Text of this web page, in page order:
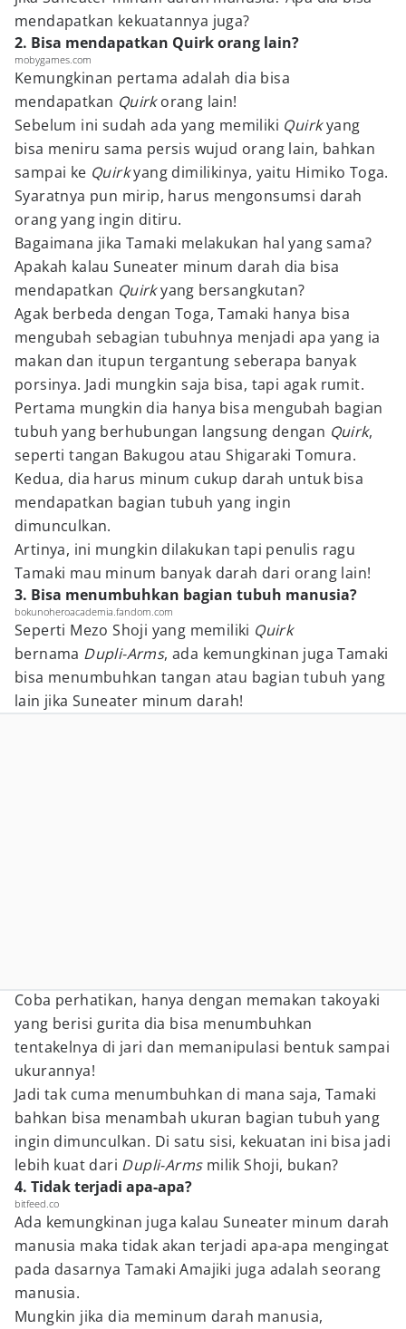
mendapatkan kekuatannya juga?
2. Bisa mendapatkan Quirk orang lain?
mobygames.com
Kemungkinan pertama adalah dia bisa
mendapatkan Quirkorang lain!
Sebelum ini sudah ada yang memiliki Quirkyang
bisa meniru sama persis wujud orang lain, bahkan
sampai ke Quirkyang dimilikinya, yaitu Himiko Toga.
Syaratnya pun mirip, harus mengonsumsi darah
orang yang ingin ditiru.
Bagaimana jika Tamaki melakukan hal yang sama?
Apakah kalau Suneater minum darah dia bisa
mendapatkan Quirkyang bersangkutan?
Agak berbeda dengan Toga, Tamaki hanya bisa
mengubah sebagian tubuhnya menjadi apa yang ia
makan dan itupun tergantung seberapa banyak
porsinya. Jadi mungkin saja bisa, tapi agak rumit.
Pertama mungkin dia hanya bisa mengubah bagian
tubuh yang berhubungan langsung dengan Quirk,
seperti tangan Bakugou atau Shigaraki Tomura.
Kedua, dia harus minum cukup darah untuk bisa
mendapatkan bagian tubuh yang ingin
dimunculkan.
Artinya, ini mungkin dilakukan tapi penulis ragu
Tamaki mau minum banyak darah dari orang lain!
3. Bisa menumbuhkan bagian tubuh manusia?
bokunoheroacademia.fandom.com
Seperti Mezo Shoji yang memiliki Quirk
bernama Dupli-Arms, ada kemungkinan juga Tamaki
bisa menumbuhkan tangan atau bagian tubuh yang
lain jika Suneater minum darah!
Coba perhatikan, hanya dengan memakan takoyaki
yang berisi gurita dia bisa menumbuhkan
tentakelnya di jari dan memanipulasi bentuk sampai
ukurannya!
Jadi tak cuma menumbuhkan di mana saja, Tamaki
bahkan bisa menambah ukuran bagian tubuh yang
ingin dimunculkan. Di satu sisi, kekuatan ini bisa jadi
lebih kuat dari Dupli-Arms milik Shoji, bukan?
4. Tidak terjadi apa-apa?
bitfeed.co
Ada kemungkinan juga kalau Suneater minum darah
manusia maka tidak akan terjadi apa-apa mengingat
pada dasarnya Tamaki Amajiki juga adalah seorang
manusia.
Mungkin jika dia meminum darah manusia,